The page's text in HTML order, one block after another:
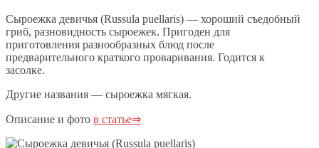
Сыроежка девичья (Russula puellaris) — хороший съедобный
гриб, разновидность сыроежек. Пригоден для
приготовления разнообразных блюд после
предварительного краткого проваривания. Годится к
засолке.
Другие названия — сыроежка мягкая.
Описание и фото в статье⇒